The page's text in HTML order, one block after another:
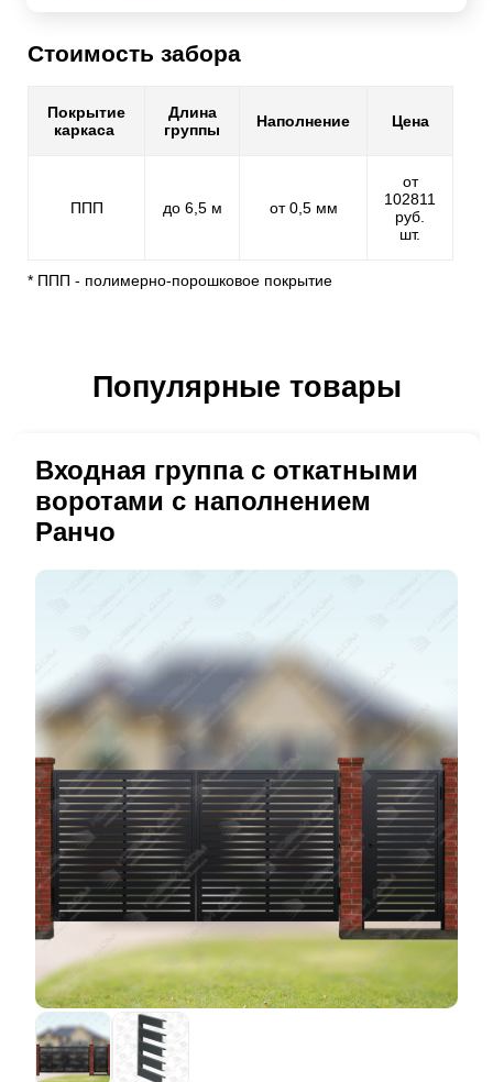
Стоимость забора
Покрытие
каркаса
Длина
группы
Наполнение Цена
ППП до 6,5 м от 0,5 мм
от
102811
руб.
шт.
* ППП - полимерно-порошковое покрытие
Популярные товары
Входная группа с откатными
воротами с наполнением
Ранчо